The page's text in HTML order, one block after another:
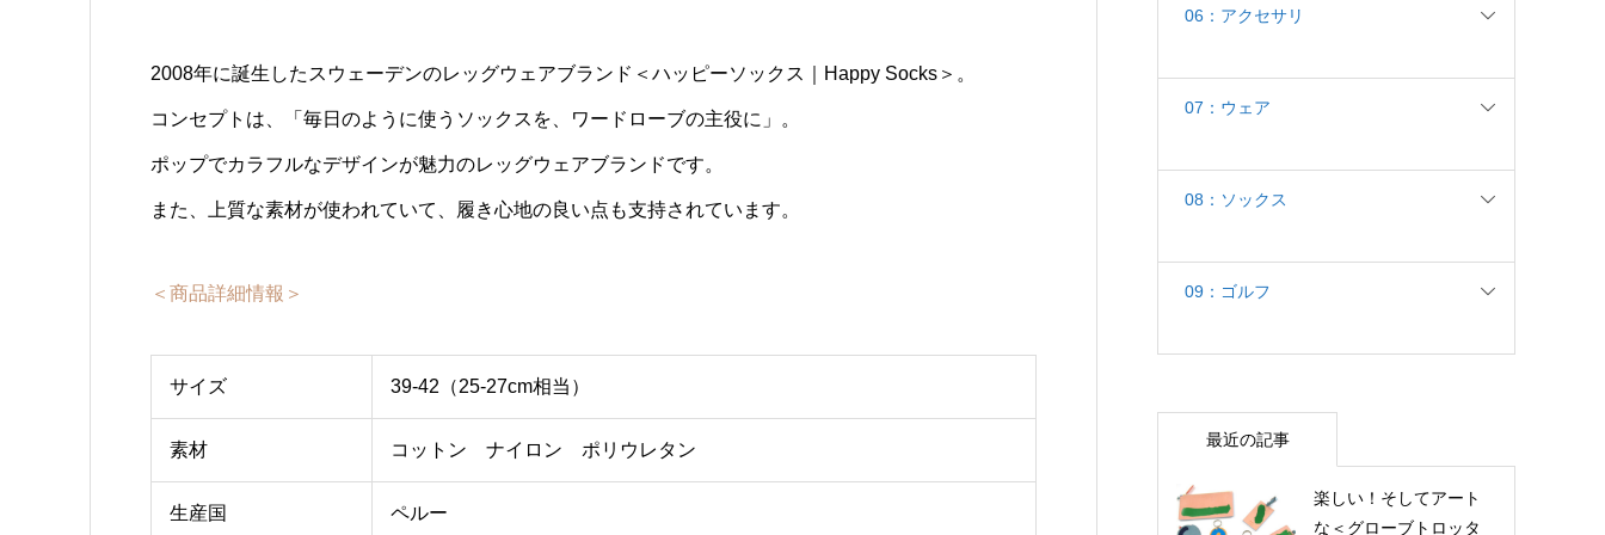
2008年に誕生したスウェーデンのレッグウェアブランド＜ハッピーソックス｜Happy Socks＞。
コンセプトは、「毎日のように使うソックスを、ワードローブの主役に」。
ポップでカラフルなデザインが魅力のレッグウェアブランドです。
また、上質な素材が使われていて、履き心地の良い点も支持されています。
＜商品詳細情報＞
サイズ 39-42（25-27cm相当）
素材 コットン ナイロン ポリウレタン
生産国 ペルー
06：アクセサリ
07：ウェア
08：ソックス
09：ゴルフ
最近の記事
楽しい！そしてアート
な＜グローブトロッタ